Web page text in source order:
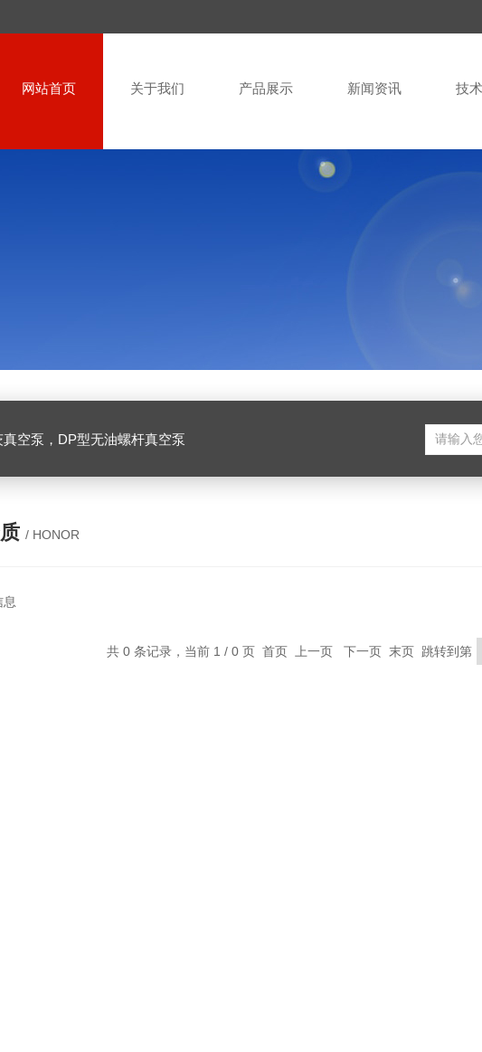
网站首页 关于我们 产品展示 新闻资讯 技
空泵，DP型无油螺杆真空泵
/ HONOR
共 0 条记录，当前 1 / 0 页 首页 上一页 下一页 末页 跳转到第